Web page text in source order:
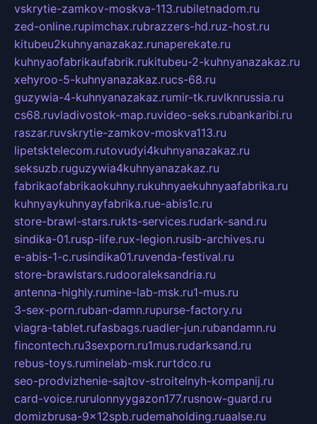
vskrytie-zamkov-moskva-113.rubiletnadom.ru
zed-online.rupimchax.rubrazzers-hd.ruz-host.ru
kitubeu2kuhnyanazakaz.runaperekate.ru
kuhnyaofabrikaufabrik.rukitubeu-2-kuhnyanazakaz.ru
xehyroo-5-kuhnyanazakaz.rucs-68.ru
guzywia-4-kuhnyanazakaz.rumir-tk.ruvlknrussia.ru
cs68.ruvladivostok-map.ruvideo-seks.rubankaribi.ru
raszar.ruvskrytie-zamkov-moskva113.ru
lipetsktelecom.rutovudyi4kuhnyanazakaz.ru
seksuzb.ruguzywia4kuhnyanazakaz.ru
fabrikaofabrikaokuhny.rukuhnyaekuhnyaafabrika.ru
kuhnyaykuhnyayfabrika.rue-abis1c.ru
store-brawl-stars.rukts-services.rudark-sand.ru
sindika-01.rusp-life.rux-legion.rusib-archives.ru
e-abis-1-c.rusindika01.ruvenda-festival.ru
store-brawlstars.rudooraleksandria.ru
antenna-highly.rumine-lab-msk.ru1-mus.ru
3-sex-porn.ruban-damn.rupurse-factory.ru
viagra-tablet.rufasbags.ruadler-jun.rubandamn.ru
fincontech.ru3sexporn.ru1mus.rudarksand.ru
rebus-toys.ruminelab-msk.rurtdco.ru
seo-prodvizhenie-sajtov-stroitelnyh-kompanij.ru
card-voice.rurulonnyygazon177.rusnow-guard.ru
domizbrusa-9x12spb.rudemaholding.ruaalse.ru